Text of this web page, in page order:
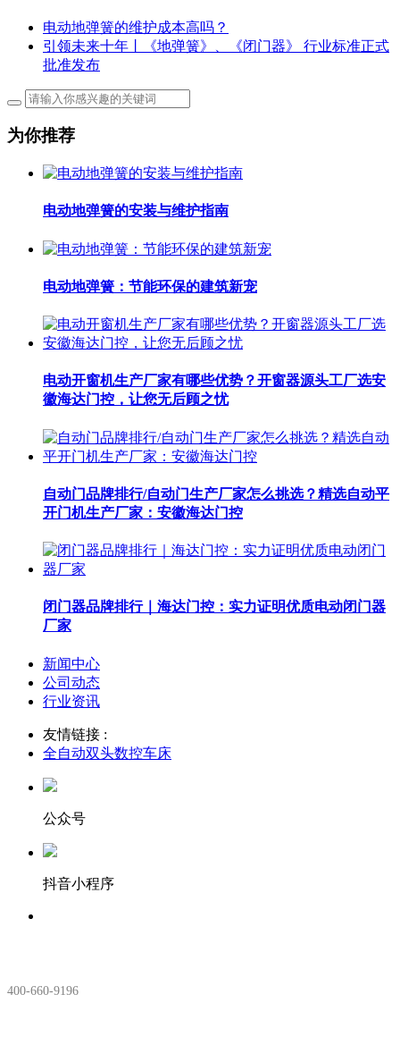
电动地弹簧的维护成本高吗？
引领未来十年丨《地弹簧》、《闭门器》 行业标准正式
批准发布
为你推荐
电动地弹簧的安装与维护指南
电动地弹簧：节能环保的建筑新宠
电动开窗机生产厂家有哪些优势？开窗器源头工厂选安
徽海达门控，让您无后顾之忧
自动门品牌排行/自动门生产厂家怎么挑选？精选自动平
开门机生产厂家：安徽海达门控
闭门器品牌排行｜海达门控：实力证明优质电动闭门器
厂家
新闻中心
公司动态
行业资讯
友情链接 :
全自动双头数控车床
公众号
抖音小程序
400-660-9196